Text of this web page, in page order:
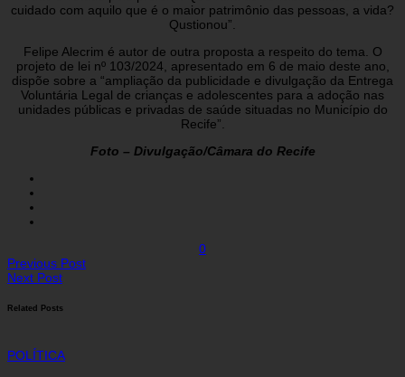
cuidado com aquilo que é o maior patrimônio das pessoas, a vida?
Qustionou”.
Felipe Alecrim é autor de outra proposta a respeito do tema. O
projeto de lei nº 103/2024, apresentado em 6 de maio deste ano,
dispõe sobre a “ampliação da publicidade e divulgação da Entrega
Voluntária Legal de crianças e adolescentes para a adoção nas
unidades públicas e privadas de saúde situadas no Município do
Recife”.
Foto – Divulgação/Câmara do Recife
0
Previous Post
Next Post
Related Posts
POLÍTICA